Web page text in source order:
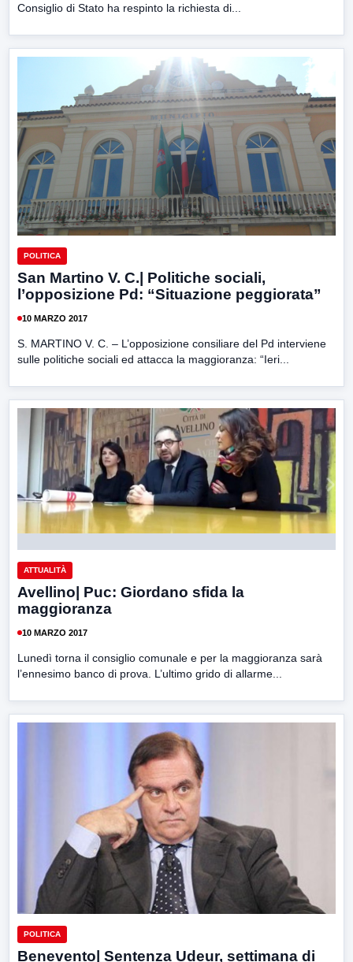
Consiglio di Stato ha respinto la richiesta di...
POLITICA
San Martino V. C.| Politiche sociali,
l’opposizione Pd: “Situazione peggiorata”
10 MARZO 2017
S. MARTINO V. C. – L’opposizione consiliare del Pd interviene
sulle politiche sociali ed attacca la maggioranza: “Ieri...
ATTUALITÀ
Avellino| Puc: Giordano sfida la
maggioranza
10 MARZO 2017
Lunedì torna il consiglio comunale e per la maggioranza sarà
l’ennesimo banco di prova. L’ultimo grido di allarme...
POLITICA
Benevento| Sentenza Udeur, settimana di